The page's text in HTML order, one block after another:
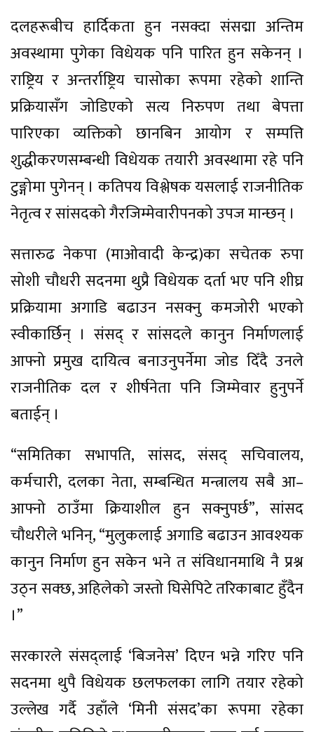
दलहरूबीच हार्दिकता हुन नसक्दा संसद्मा अन्तिम
अवस्थामा पुगेका विधेयक पनि पारित हुन सकेनन् ।
राष्ट्रिय र अन्तर्राष्ट्रिय चासोका रूपमा रहेको शान्ति
प्रक्रियासँग जोडिएको सत्य निरुपण तथा बेपत्ता
पारिएका व्यक्तिको छानबिन आयोग र सम्पत्ति
शुद्धीकरणसम्बन्धी विधेयक तयारी अवस्थामा रहे पनि
टुङ्गोमा पुगेनन् । कतिपय विश्लेषक यसलाई राजनीतिक
नेतृत्व र सांसदको गैरजिम्मेवारीपनको उपज मान्छन् ।
सत्तारुढ नेकपा (माओवादी केन्द्र)का सचेतक रुपा
सोशी चौधरी सदनमा थुप्रै विधेयक दर्ता भए पनि शीघ्र
प्रक्रियामा अगाडि बढाउन नसक्नु कमजोरी भएको
स्वीकार्छिन् । संसद् र सांसदले कानुन निर्माणलाई
आफ्नो प्रमुख दायित्व बनाउनुपर्नेमा जोड दिँदै उनले
राजनीतिक दल र शीर्षनेता पनि जिम्मेवार हुनुपर्ने
बताईन् ।
“समितिका सभापति, सांसद, संसद् सचिवालय,
कर्मचारी, दलका नेता, सम्बन्धित मन्त्रालय सबै आ–
आफ्नो ठाउँमा क्रियाशील हुन सक्नुपर्छ”, सांसद
चौधरीले भनिन्, “मुलुकलाई अगाडि बढाउन आवश्यक
कानुन निर्माण हुन सकेन भने त संविधानमाथि नै प्रश्न
उठ्न सक्छ, अहिलेको जस्तो घिसेपिटे तरिकाबाट हुँदैन
।”
सरकारले संसद्लाई ‘बिजनेस’ दिएन भन्ने गरिए पनि
सदनमा थुपै विधेयक छलफलका लागि तयार रहेको
उल्लेख गर्दै उहाँले ‘मिनी संसद’का रूपमा रहेका